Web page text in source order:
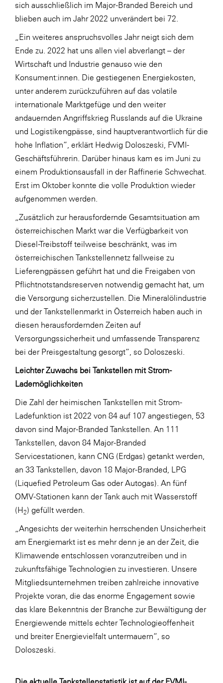
SeneCura
SKINUANCE®
Somfy
Sony DADC
SPIEGLTEC
STIHL Tirol
Trend Micro
TAG GmbH
VALETTA
Verband Druck Medien Österreich
WKS Fachgruppe Fahrzeughandel und
Fahrzeugtechnik
WKS Fachgruppe Finanzdienstleister
WK UBIT
Zühlke
Media
sich ausschließlich im Major-Branded Bereich und
blieben auch im Jahr 2022 unverändert bei 72.
„Ein weiteres anspruchsvolles Jahr neigt sich dem
Ende zu. 2022 hat uns allen viel abverlangt – der
Wirtschaft und Industrie genauso wie den
Konsument:innen. Die gestiegenen Energiekosten,
unter anderem zurückzuführen auf das volatile
internationale Marktgefüge und den weiter
andauernden Angriffskrieg Russlands auf die Ukraine
und Logistikengpässe, sind hauptverantwortlich für die
hohe Inflation“, erklärt Hedwig Doloszeski, FVMI-
Geschäftsführerin. Darüber hinaus kam es im Juni zu
einem Produktionsausfall in der Raffinerie Schwechat.
Erst im Oktober konnte die volle Produktion wieder
aufgenommen werden.
„Zusätzlich zur herausfordernde Gesamtsituation am
österreichischen Markt war die Verfügbarkeit von
Diesel-Treibstoff teilweise beschränkt, was im
österreichischen Tankstellennetz fallweise zu
Lieferengpässen geführt hat und die Freigaben von
Pflichtnotstandsreserven notwendig gemacht hat, um
die Versorgung sicherzustellen. Die Mineralölindustrie
und der Tankstellenmarkt in Österreich haben auch in
diesen herausfordernden Zeiten auf
Versorgungssicherheit und umfassende Transparenz
bei der Preisgestaltung gesorgt“, so Doloszeski.
Leichter Zuwachs bei Tankstellen mit Strom-
Lademöglichkeiten
Die Zahl der heimischen Tankstellen mit Strom-
Ladefunktion ist 2022 von 84 auf 107 angestiegen, 53
davon sind Major-Branded Tankstellen. An 111
Tankstellen, davon 84 Major-Branded
Servicestationen, kann CNG (Erdgas) getankt werden,
an 33 Tankstellen, davon 18 Major-Branded, LPG
(Liquefied Petroleum Gas oder Autogas). An fünf
OMV-Stationen kann der Tank auch mit Wasserstoff
(H2) gefüllt werden.
„Angesichts der weiterhin herrschenden Unsicherheit
am Energiemarkt ist es mehr denn je an der Zeit, die
Klimawende entschlossen voranzutreiben und in
zukunftsfähige Technologien zu investieren. Unsere
Mitgliedsunternehmen treiben zahlreiche innovative
Projekte voran, die das enorme Engagement sowie
das klare Bekenntnis der Branche zur Bewältigung der
Energiewende mittels echter Technologieoffenheit
und breiter Energievielfalt untermauern“, so
Doloszeski.